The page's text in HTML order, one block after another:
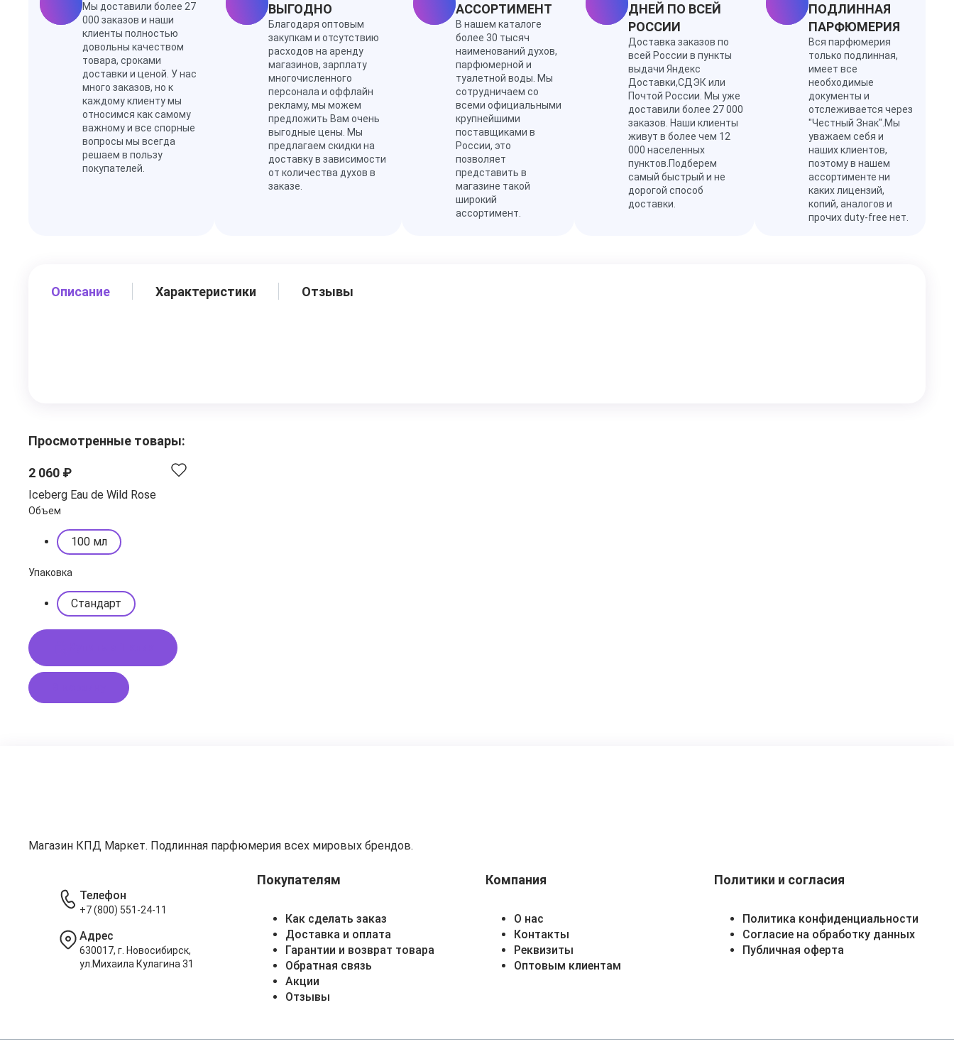
Мы доставили более 27
000 заказов и наши
клиенты полностью
довольны качеством
товара, сроками
доставки и ценой. У нас
много заказов, но к
каждому клиенту мы
относимся как самому
важному и все спорные
вопросы мы всегда
решаем в пользу
покупателей.
ВЫГОДНО
Благодаря оптовым
закупкам и отсутствию
расходов на аренду
магазинов, зарплату
многочисленного
персонала и оффлайн
рекламу, мы можем
предложить Вам очень
выгодные цены. Мы
предлагаем скидки на
доставку в зависимости
от количества духов в
заказе.
АССОРТИМЕНТ
В нашем каталоге
более 30 тысяч
наименований духов,
парфюмерной и
туалетной воды. Мы
сотрудничаем со
всеми официальными
крупнейшими
поставщиками в
России, это
позволяет
представить в
магазине такой
широкий
ассортимент.
ДНЕЙ ПО ВСЕЙ
РОССИИ
Доставка заказов по
всей России в пункты
выдачи Яндекс
Доставки,СДЭК или
Почтой России. Мы уже
доставили более 27 000
заказов. Наши клиенты
живут в более чем 12
000 населенных
пунктов.Подберем
самый быстрый и не
дорогой способ
доставки.
ПОДЛИННАЯ
ПАРФЮМЕРИЯ
Вся парфюмерия
только подлинная,
имеет все
необходимые
документы и
отслеживается через
"Честный Знак".Мы
уважаем себя и
наших клиентов,
поэтому в нашем
ассортименте ни
каких лицензий,
копий, аналогов и
прочих duty-free нет.
Описание Характеристики Отзывы
Просмотренные товары:
2 060 ₽
Iceberg Eau de Wild Rose
Объем
100 мл
Упаковка
Стандарт
Магазин КПД Маркет. Подлинная парфюмерия всех мировых брендов.
Покупателям
Как сделать заказ
Доставка и оплата
Гарантии и возврат товара
Обратная связь
Акции
Отзывы
Компания
О нас
Контакты
Реквизиты
Оптовым клиентам
Политики и согласия
Политика конфиденциальности
Согласие на обработку данных
Публичная оферта
Телефон
+7 (800) 551-24-11
Адрес
630017, г. Новосибирск,
ул.Михаила Кулагина 31